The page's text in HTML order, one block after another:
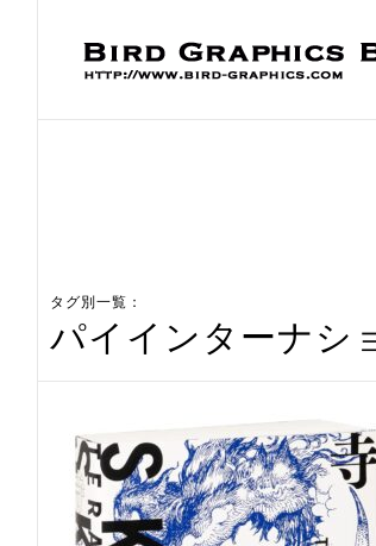
タグ別一覧：
パイインターナシ